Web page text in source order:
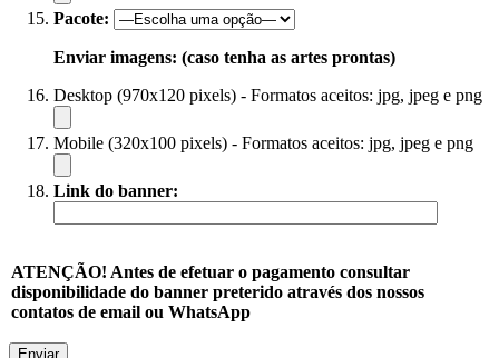
Pacote:
Enviar imagens: (caso tenha as artes prontas)
Desktop (970x120 pixels) - Formatos aceitos: jpg, jpeg e png
Mobile (320x100 pixels) - Formatos aceitos: jpg, jpeg e png
Link do banner:
ATENÇÃO! Antes de efetuar o pagamento consultar
disponibilidade do banner preterido através dos nossos
contatos de email ou WhatsApp